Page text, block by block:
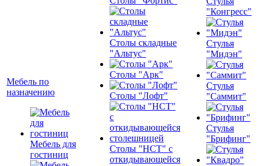
Мебель по
назначению
Мебель для
гостиниц
Столы складные
"Альтус"
Столы "Арк"
Столы "Лофт"
Столы "НСТ" с
откидывающейся
"Конгресс"
Стулья
"Мидэн"
Стулья
"Саммит"
Стулья
"Брифинг"